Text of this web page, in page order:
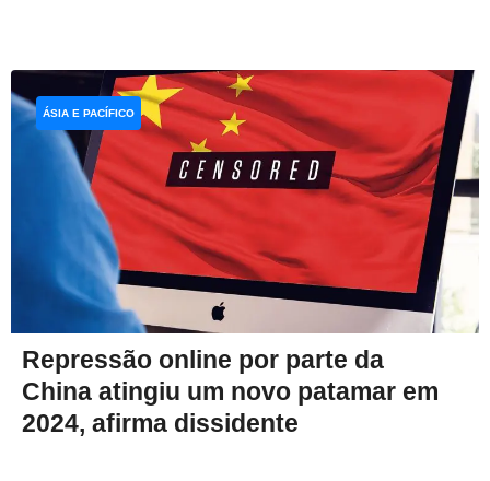
Repressão online por parte da
China atingiu um novo patamar em
2024, afirma dissidente
ÁSIA E PACÍFICO